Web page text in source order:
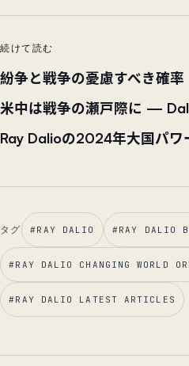
続けて読む
紛争と戦争の憂慮すべき確率
米中は戦争の瀬戸際に —
Ray Dalioの2024年大国パワ
タグ #RAY DALIO #RAY DALIO
#RAY DALIO CHANGING WORLD
#RAY DALIO LATEST ARTICLES